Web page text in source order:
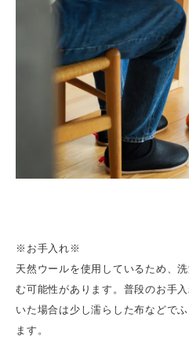
※お手入れ※
天然ウールを使用しているため、
む可能性があります。普段のお手
いた場合は少し濡らした布などで
ます。